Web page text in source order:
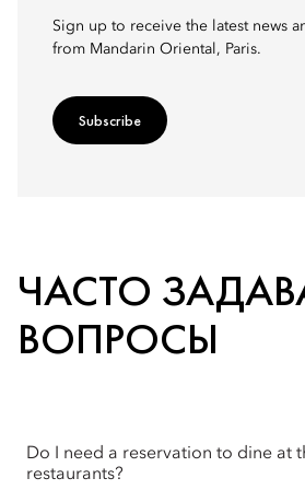
Sign up to receive the latest news
from Mandarin Oriental, Paris.
Subscribe
ЧАСТО
ВОПРОСЫ
Do I need a reservation to dine at
restaurants?